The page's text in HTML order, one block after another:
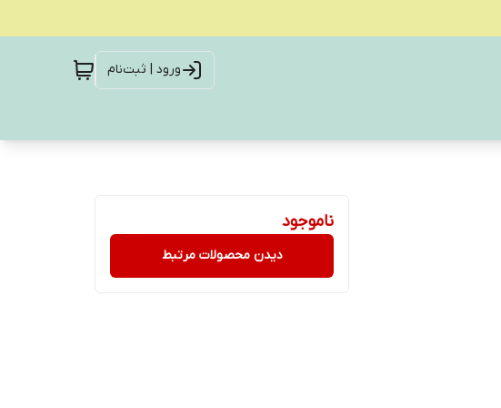
ورود | ثبت‌نام
ناموجود
دیدن محصولات مرتبط